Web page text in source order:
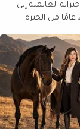
العالمية إلى
مصر والمنطقة بعد 23 عامًا من الخبرة